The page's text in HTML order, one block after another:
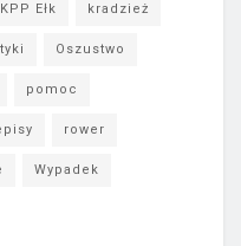
KPP Ełk kradzież
Oszustwo
pomoc
rower
Wypadek